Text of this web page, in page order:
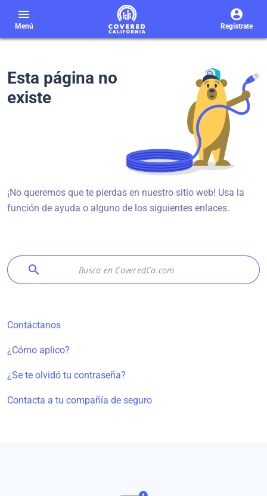
menu
Menú Regístrate
Esta página no
existe
¡No queremos que te pierdas en nuestro sitio web! Usa la
función de ayuda o alguno de los siguientes enlaces.
search
Contáctanos
¿Cómo aplico?
¿Se te olvidó tu contraseña?
Contacta a tu compañía de seguro